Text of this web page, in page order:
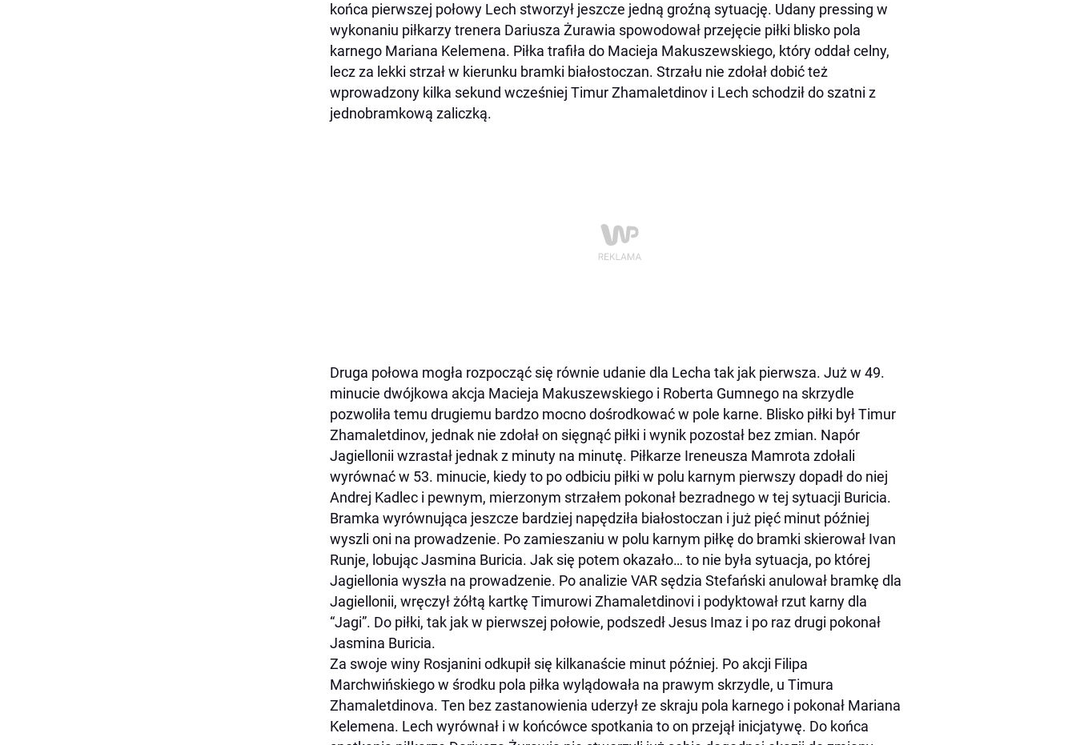
końca pierwszej połowy Lech stworzył jeszcze jedną groźną sytuację. Udany pressing w
wykonaniu piłkarzy trenera Dariusza Żurawia spowodował przejęcie piłki blisko pola
karnego Mariana Kelemena. Piłka trafiła do Macieja Makuszewskiego, który oddał celny,
lecz za lekki strzał w kierunku bramki białostoczan. Strzału nie zdołał dobić też
wprowadzony kilka sekund wcześniej Timur Zhamaletdinov i Lech schodził do szatni z
jednobramkową zaliczką.
Druga połowa mogła rozpocząć się równie udanie dla Lecha tak jak pierwsza. Już w 49.
minucie dwójkowa akcja Macieja Makuszewskiego i Roberta Gumnego na skrzydle
pozwoliła temu drugiemu bardzo mocno dośrodkować w pole karne. Blisko piłki był Timur
Zhamaletdinov, jednak nie zdołał on sięgnąć piłki i wynik pozostał bez zmian. Napór
Jagiellonii wzrastał jednak z minuty na minutę. Piłkarze Ireneusza Mamrota zdołali
wyrównać w 53. minucie, kiedy to po odbiciu piłki w polu karnym pierwszy dopadł do niej
Andrej Kadlec i pewnym, mierzonym strzałem pokonał bezradnego w tej sytuacji Buricia.
Bramka wyrównująca jeszcze bardziej napędziła białostoczan i już pięć minut później
wyszli oni na prowadzenie. Po zamieszaniu w polu karnym piłkę do bramki skierował Ivan
Runje, lobując Jasmina Buricia. Jak się potem okazało… to nie była sytuacja, po której
Jagiellonia wyszła na prowadzenie. Po analizie VAR sędzia Stefański anulował bramkę dla
Jagiellonii, wręczył żółtą kartkę Timurowi Zhamaletdinovi i podyktował rzut karny dla
“Jagi”. Do piłki, tak jak w pierwszej połowie, podszedł Jesus Imaz i po raz drugi pokonał
Jasmina Buricia.
Za swoje winy Rosjanini odkupił się kilkanaście minut później. Po akcji Filipa
Marchwińskiego w środku pola piłka wylądowała na prawym skrzydle, u Timura
Zhamaletdinova. Ten bez zastanowienia uderzył ze skraju pola karnego i pokonał Mariana
Kelemena. Lech wyrównał i w końcówce spotkania to on przejął inicjatywę. Do końca